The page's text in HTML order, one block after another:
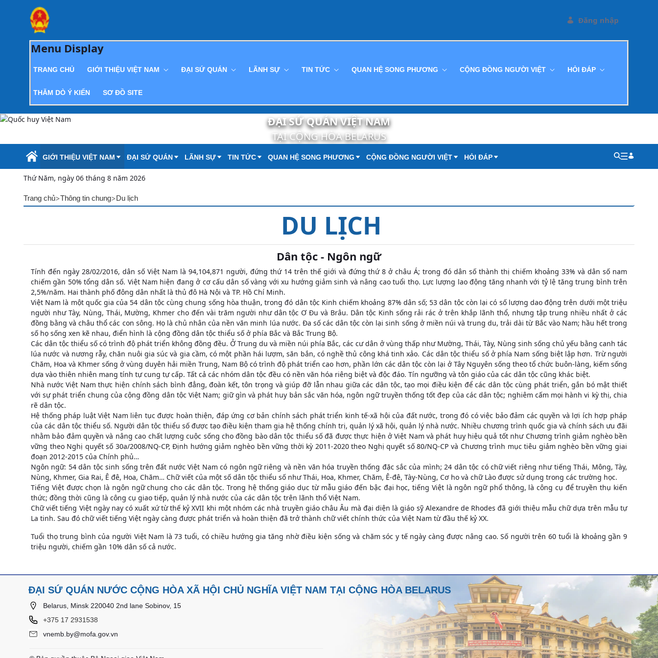
Skip to Main Content
Đăng nhập
Menu Display
TRANG CHỦ GIỚI THIỆU VIỆT NAM ĐẠI SỨ QUÁN LÃNH SỰ TIN TỨC QUAN HỆ SONG PHƯƠNG CỘNG ĐỒNG NGƯỜI VIỆT HỎI ĐÁP
THĂM DÒ Ý KIẾN SƠ ĐỒ SITE
ĐẠI SỨ QUÁN VIỆT NAM
TẠI CỘNG HÒA BELARUS
GIỚI THIỆU VIỆT NAM ĐẠI SỨ QUÁN LÃNH SỰ TIN TỨC QUAN HỆ SONG PHƯƠNG CỘNG ĐỒNG NGƯỜI VIỆT HỎI ĐÁP
Thứ Năm, ngày 06 tháng 8 năm 2026
Trang chủ>Thông tin chung>Du lịch
DU LỊCH
Dân tộc - Ngôn ngữ
Tính đến ngày 28/02/2016, dân số Việt Nam là 94,104,871 người, đứng thứ 14 trên thế giới và đứng thứ 8 ở châu Á; trong đó dân số thành thị chiếm khoảng 33% và dân số nam
chiếm gần 50% tổng dân số. Việt Nam hiện đang ở cơ cấu dân số vàng với xu hướng giảm sinh và nâng cao tuổi thọ. Lực lượng lao động tăng nhanh với tỷ lệ tăng trung bình trên
2,5%/năm. Hai thành phố đông dân nhất là thủ đô Hà Nội và TP. Hồ Chí Minh.
Việt Nam là một quốc gia của 54 dân tộc cùng chung sống hòa thuận, trong đó dân tộc Kinh chiếm khoảng 87% dân số; 53 dân tộc còn lại có số lượng dao động trên dưới một triệu
người như Tày, Nùng, Thái, Mường, Khmer cho đến vài trăm người như dân tộc Ơ Đu và Brâu. Dân tộc Kinh sống rải rác ở trên khắp lãnh thổ, nhưng tập trung nhiều nhất ở các
đồng bằng và châu thổ các con sông. Họ là chủ nhân của nền văn minh lúa nước. Đa số các dân tộc còn lại sinh sống ở miền núi và trung du, trải dài từ Bắc vào Nam; hầu hết trong
số họ sống xen kẽ nhau, điển hình là cộng đồng dân tộc thiểu số ở phía Bắc và Bắc Trung Bộ.
Các dân tộc thiểu số có trình độ phát triển không đồng đều. Ở Trung du và miền núi phía Bắc, các cư dân ở vùng thấp như Mường, Thái, Tày, Nùng sinh sống chủ yếu bằng canh tác
lúa nước và nương rẫy, chăn nuôi gia súc và gia cầm, có một phần hái lượm, săn bắn, có nghề thủ công khá tinh xảo. Các dân tộc thiểu số ở phía Nam sống biệt lập hơn. Trừ người
Chăm, Hoa và Khmer sống ở vùng duyên hải miền Trung, Nam Bộ có trình độ phát triển cao hơn, phần lớn các dân tộc còn lại ở Tây Nguyên sống theo tổ chức buôn-làng, kiếm sống
dựa vào thiên nhiên mang tính tự cung tự cấp. Tất cả các nhóm dân tộc đều có nền văn hóa riêng biệt và độc đáo. Tín ngưỡng và tôn giáo của các dân tộc cũng khác biệt.
Nhà nước Việt Nam thực hiện chính sách bình đẳng, đoàn kết, tôn trọng và giúp đỡ lẫn nhau giữa các dân tộc, tạo mọi điều kiện để các dân tộc cùng phát triển, gắn bó mật thiết
với sự phát triển chung của cộng đồng dân tộc Việt Nam; giữ gìn và phát huy bản sắc văn hóa, ngôn ngữ truyền thống tốt đẹp của các dân tộc; nghiêm cấm mọi hành vi kỳ thị, chia
rẽ dân tộc.
Hệ thống pháp luật Việt Nam liên tục được hoàn thiện, đáp ứng cơ bản chính sách phát triển kinh tế-xã hội của đất nước, trong đó có việc bảo đảm các quyền và lợi ích hợp pháp
của các dân tộc thiểu số. Người dân tộc thiểu số được tạo điều kiện tham gia hệ thống chính trị, quản lý xã hội, quản lý nhà nước. Nhiều chương trình quốc gia và chính sách ưu đãi
nhằm bảo đảm quyền và nâng cao chất lượng cuộc sống cho đồng bào dân tộc thiểu số đã được thực hiện ở Việt Nam và phát huy hiệu quả tốt như Chương trình giảm nghèo bền
vững theo Nghị quyết số 30a/2008/NQ-CP, Định hướng giảm nghèo bền vững thời kỳ 2011-2020 theo Nghị quyết số 80/NQ-CP và Chương trình mục tiêu giảm nghèo bền vững giai
đoạn 2012-2015 của Chính phủ…
Ngôn ngữ: 54 dân tộc sinh sống trên đất nước Việt Nam có ngôn ngữ riêng và nền văn hóa truyền thống đặc sắc của mình; 24 dân tộc có chữ viết riêng như tiếng Thái, Mông, Tày,
Nùng, Khmer, Gia Rai, Ê đê, Hoa, Chăm… Chữ viết của một số dân tộc thiểu số như Thái, Hoa, Khmer, Chăm, Ê-đê, Tày-Nùng, Cơ ho và chữ Lào được sử dụng trong các trường học.
Tiếng Việt được chọn là ngôn ngữ chung cho các dân tộc. Trong hệ thống giáo dục từ mẫu giáo đến bậc đại học, tiếng Việt là ngôn ngữ phổ thông, là công cụ để truyền thụ kiến
thức; đồng thời cũng là công cụ giao tiếp, quản lý nhà nước của các dân tộc trên lãnh thổ Việt Nam.
Chữ viết tiếng Việt ngày nay có xuất xứ từ thế kỷ XVII khi một nhóm các nhà truyền giáo châu Âu mà đại diện là giáo sỹ Alexandre de Rhodes đã giới thiệu mẫu chữ dựa trên mẫu tự
La tinh. Sau đó chữ viết tiếng Việt ngày càng được phát triển và hoàn thiện đã trở thành chữ viết chính thức của Việt Nam từ đầu thế kỷ XX.
Tuổi thọ trung bình của người Việt Nam là 73 tuổi, có chiều hướng gia tăng nhờ điều kiện sống và chăm sóc y tế ngày càng được nâng cao. Số người trên 60 tuổi là khoảng gần 9
triệu người, chiếm gần 10% dân số cả nước.
ĐẠI SỨ QUÁN NƯỚC CỘNG HÒA XÃ HỘI CHỦ NGHĨA VIỆT NAM TẠI CỘNG HÒA BELARUS
Belarus, Minsk 220040 2nd lane Sobinov, 15
+375 17 2931538
vnemb.by@mofa.gov.vn